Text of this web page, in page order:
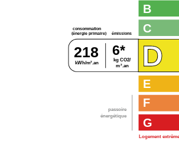
passoire
énergétique
consommation
(énergie primaire)
émissions
kg CO2/
m².an
kWh/m².an
218 6*
G
Logement
F
E
D
C
B